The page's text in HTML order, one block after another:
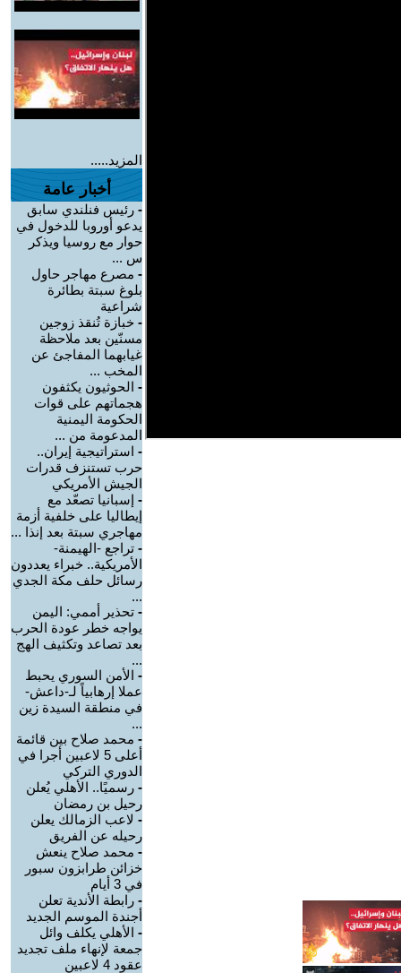
المزيد.....
أخبار عامة
- رئيس فنلندي سابق
يدعو أوروبا للدخول في
حوار مع روسيا ويذكر
س ...
- مصرع مهاجر حاول
بلوغ سبتة بطائرة
شراعية
- خبازة تُنقذ زوجين
مسنّين بعد ملاحظة
غيابهما المفاجئ عن
المخب ...
- الحوثيون يكثفون
هجماتهم على قوات
الحكومة اليمنية
المدعومة من ...
- استراتيجية إيران..
حرب تستنزف قدرات
الجيش الأمريكي
- إسبانيا تصعّد مع
إيطاليا على خلفية أزمة
مهاجري سبتة بعد إنذا ...
- تراجع -الهيمنة-
الأمريكية.. خبراء يعددون
رسائل حلف مكة الجدي
...
- تحذير أممي: اليمن
يواجه خطر عودة الحرب
بعد تصاعد وتكثيف الهج
...
- الأمن السوري يحبط
عملا إرهابياً لـ-داعش-
في منطقة السيدة زين
...
- محمد صلاح بين قائمة
أعلى 5 لاعبين أجرا في
الدوري التركي
- رسميًا.. الأهلي يُعلن
رحيل بن رمضان
- لاعب الزمالك يعلن
رحيله عن الفريق
- محمد صلاح ينعش
خزائن طرابزون سبور
في 3 أيام
- رابطة الأندية تعلن
أجندة الموسم الجديد
- الأهلي يكلف وائل
جمعة لإنهاء ملف تجديد
عقود 4 لاعبين